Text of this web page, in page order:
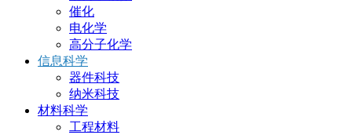
催化
电化学
高分子化学
信息科学
器件科技
纳米科技
材料科学
工程材料